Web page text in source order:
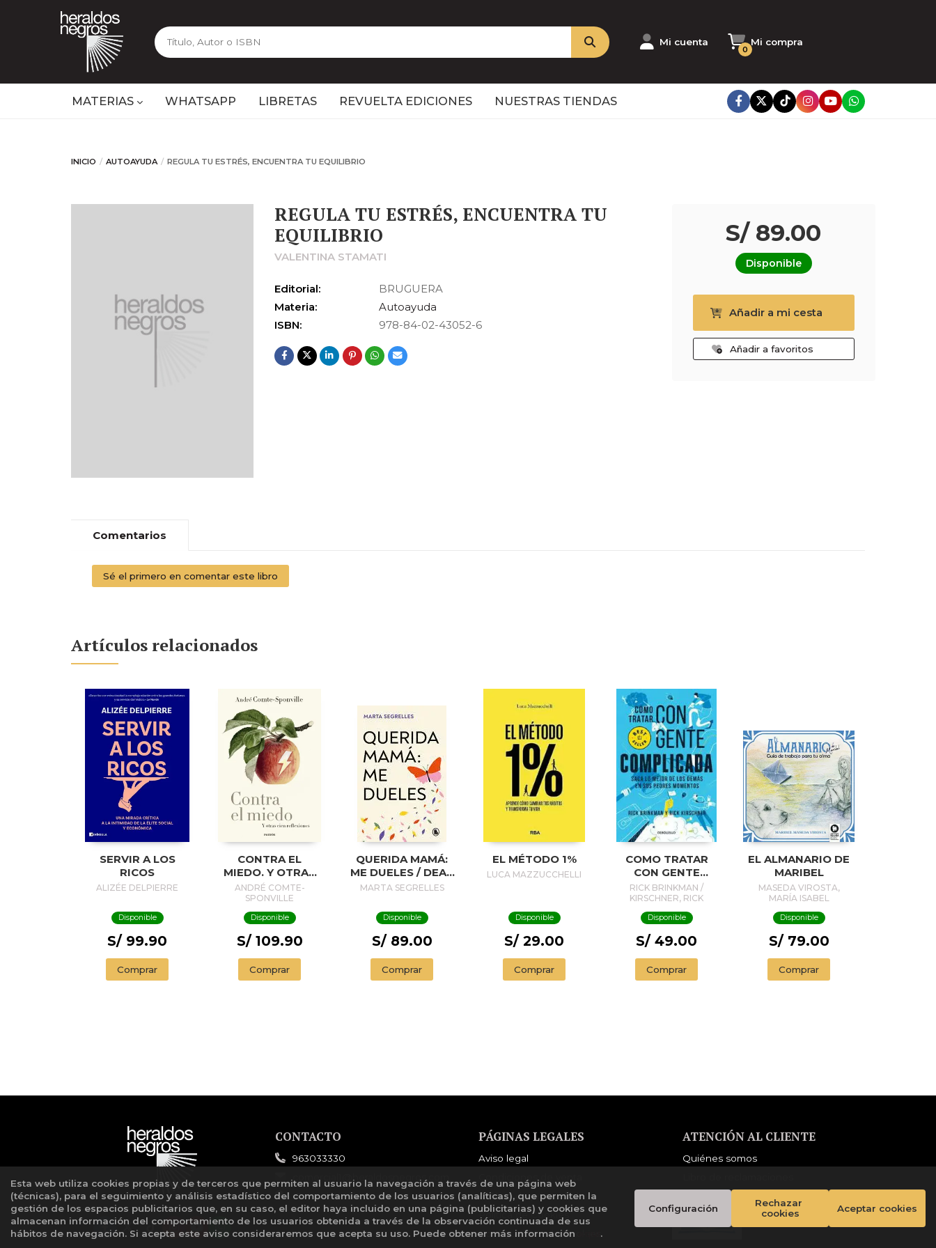
Mi cuenta Mi compra
0
MATERIAS WHATSAPP LIBRETAS REVUELTA EDICIONES NUESTRAS TIENDAS
INICIO AUTOAYUDA REGULA TU ESTRÉS, ENCUENTRA TU EQUILIBRIO
REGULA TU ESTRÉS, ENCUENTRA TU
EQUILIBRIO
VALENTINA STAMATI
Editorial:
BRUGUERA
Materia:
Autoayuda
ISBN:
978-84-02-43052-6
S/ 89.00
Disponible
Añadir a mi cesta
Añadir a favoritos
Comentarios
Sé el primero en comentar este libro
Artículos relacionados
SERVIR A LOS
RICOS
ALIZÉE DELPIERRE
Disponible
S/ 99.90
Comprar
CONTRA EL
MIEDO. Y OTRAS
CIEN
REFLEXIONES
ANDRÉ COMTE-
SPONVILLE
Disponible
S/ 109.90
Comprar
QUERIDA MAMÁ:
ME DUELES / DEAR
MOM: OUR
HURTS ME
MARTA SEGRELLES
Disponible
S/ 89.00
Comprar
EL MÉTODO 1%
LUCA MAZZUCCHELLI
Disponible
S/ 29.00
Comprar
COMO TRATAR
CON GENTE
COMPLICADA
RICK BRINKMAN /
KIRSCHNER, RICK
Disponible
S/ 49.00
Comprar
EL ALMANARIO DE
MARIBEL
MASEDA VIROSTA,
MARÍA ISABEL
Disponible
S/ 79.00
Comprar
CONTACTO
963033330
comercial1@heraldosnegros.com
Formulario de contacto
PÁGINAS LEGALES
Aviso legal
Condiciones de venta
Política de privacidad
Política de Cookies
Configuración de Cookies
ATENCIÓN AL CLIENTE
Quiénes somos
Esta web utiliza cookies propias y de terceros que permiten al usuario la navegación a través de una página web
(técnicas), para el seguimiento y análisis estadístico del comportamiento de los usuarios (analíticas), que permiten la
gestión de los espacios publicitarios que, en su caso, el editor haya incluido en una página (publicitarias) y cookies que
almacenan información del comportamiento de los usuarios obtenida a través de la observación continuada de sus
hábitos de navegación. Si acepta este aviso consideraremos que acepta su uso. Puede obtener más información
.
Configuración
Rechazar
cookies
Aceptar cookies